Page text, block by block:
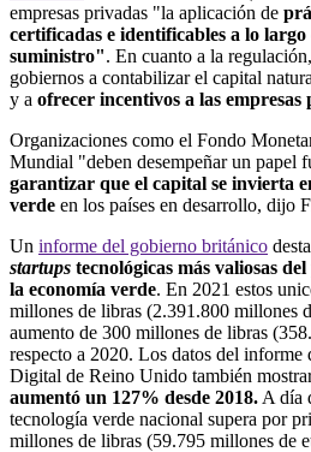
empresas privadas "la aplicación de
certificadas e identificables a lo largo
suministro". En cuanto a la
gobiernos a contabilizar el capital
y a ofrecer incentivos a las
Organizaciones como el Fondo
Mundial "deben desempeñar un papel
garantizar que el capital se invierta
verde en los países en desarrollo, dijo
Un informe del gobierno británico
startups tecnológicas más valiosas
la economía verde. En 2021 estos
millones de libras (2.391.800 millones
aumento de 300 millones de libras
respecto a 2020. Los datos del informe
Digital de Reino Unido también
aumentó un 127% desde 2018. A día
tecnología verde nacional supera por
millones de libras (59.795 millones de